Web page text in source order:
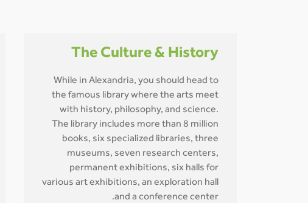
The Culture & History
While in Alexandria, you should head to
the famous library where the arts meet
with history, philosophy, and science.
The library includes more than 8 million
books, six specialized libraries, three
museums, seven research centers,
permanent exhibitions, six halls for
various art exhibitions, an exploration hall
and a conference center.